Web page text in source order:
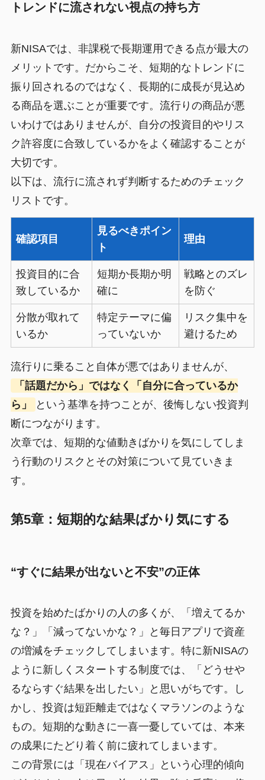
トレンドに流されない視点の持ち方
新NISAでは、非課税で長期運用できる点が最大の
メリットです。だからこそ、短期的なトレンドに
振り回されるのではなく、長期的に成長が見込め
る商品を選ぶことが重要です。流行りの商品が悪
いわけではありませんが、自分の投資目的やリス
ク許容度に合致しているかをよく確認することが
大切です。
以下は、流行に流されず判断するためのチェック
リストです。
確認項目
見るべきポイン
ト
理由
投資目的に合
致しているか
短期か長期か明
確に
戦略とのズレ
を防ぐ
分散が取れて
いるか
特定テーマに偏
っていないか
リスク集中を
避けるため
流行りに乗ること自体が悪ではありませんが、
「話題だから」ではなく「自分に合っているか
ら」
という基準を持つことが、後悔しない投資判
断につながります。
次章では、短期的な値動きばかりを気にしてしま
う行動のリスクとその対策について見ていきま
す。
第5章：短期的な結果ばかり気にする
“すぐに結果が出ないと不安”の正体
投資を始めたばかりの人の多くが、「増えてるか
な？」「減ってないかな？」と毎日アプリで資産
の増減をチェックしてしまいます。特に新NISAの
ように新しくスタートする制度では、「どうせや
るならすぐ結果を出したい」と思いがちです。し
かし、投資は短距離走ではなくマラソンのような
もの。短期的な動きに一喜一憂していては、本来
の成果にたどり着く前に疲れてしまいます。
この背景には「現在バイアス」という心理的傾向